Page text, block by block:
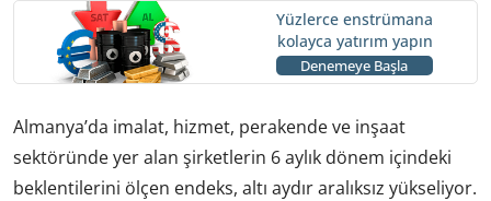
Yüzlerce enstrümana
kolayca yatırım yapın
Denemeye Başla
Almanya’da imalat, hizmet, perakende ve inşaat
sektöründe yer alan şirketlerin 6 aylık dönem içindeki
beklentilerini ölçen endeks, altı aydır aralıksız yükseliyor.